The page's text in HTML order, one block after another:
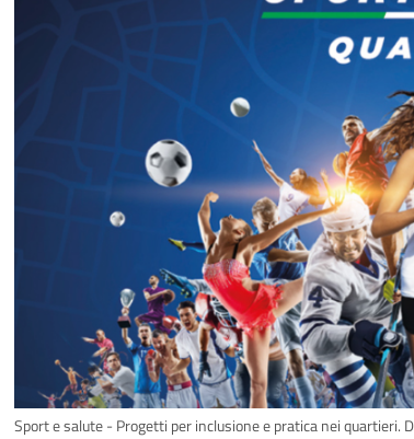
Sport e salute - Progetti per inclusione e pratica nei quartieri.